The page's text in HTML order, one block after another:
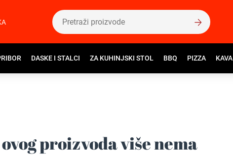
DASKE I STALCI ZA KUHINJSKI STOL BBQ PIZZA KAVA
proizvoda više nema